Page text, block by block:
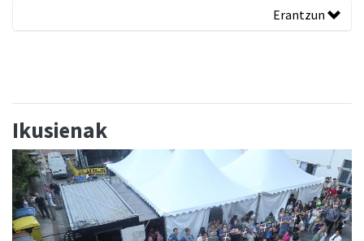
Erantzun
Ikusienak